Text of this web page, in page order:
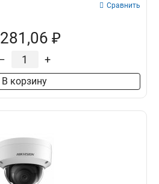
Сравнить
₽
+
В корзину